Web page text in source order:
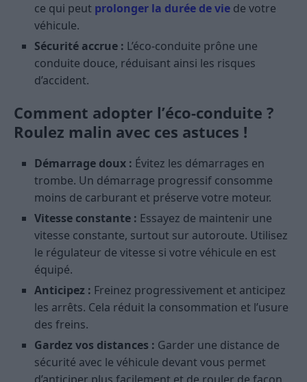
ce qui peut prolonger la durée de vie de votre
véhicule.
Sécurité accrue : L’éco-conduite prône une
conduite douce, réduisant ainsi les risques
d’accident.
Comment adopter l’éco-conduite ?
Roulez malin avec ces astuces !
Démarrage doux : Évitez les démarrages en
trombe. Un démarrage progressif consomme
moins de carburant et préserve votre moteur.
Vitesse constante : Essayez de maintenir une
vitesse constante, surtout sur autoroute. Utilisez
le régulateur de vitesse si votre véhicule en est
équipé.
Anticipez : Freinez progressivement et anticipez
les arrêts. Cela réduit la consommation et l’usure
des freins.
Gardez vos distances : Garder une distance de
sécurité avec le véhicule devant vous permet